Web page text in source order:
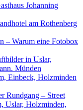
Johanning
am Rothenberg
– Warum eine Fotobox
in Uslar,
Münden
Einbeck, Holzminden
Rundgang – Street
Uslar, Holzminden,